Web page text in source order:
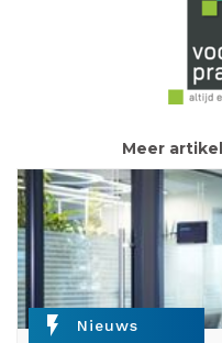
Meer
flash_on Nieuws